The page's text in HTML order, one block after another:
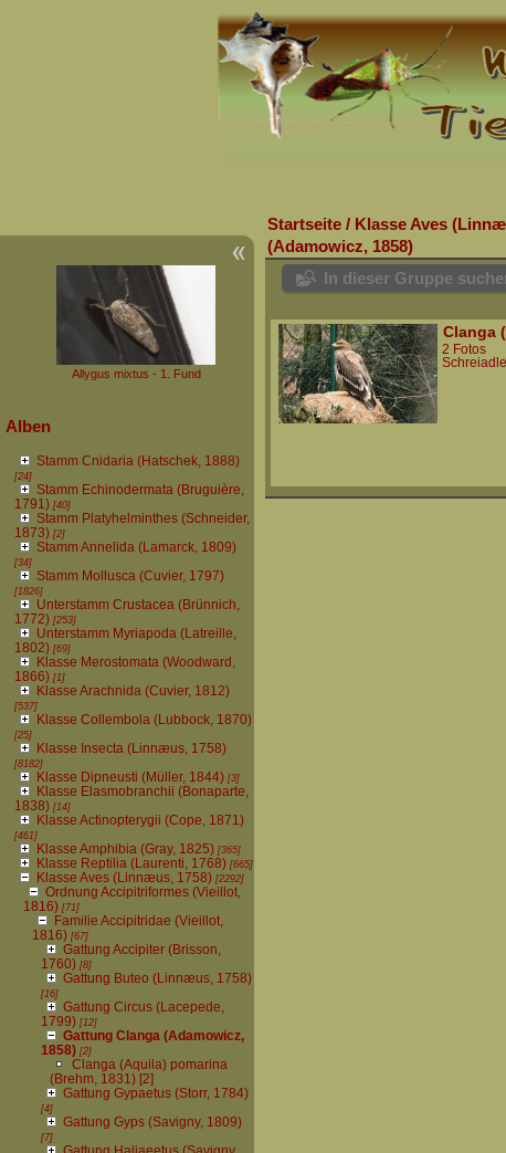
Allygus mixtus - 1. Fund
Alben
Stamm Cnidaria (Hatschek, 1888)
[24]
Stamm Echinodermata (Bruguière,
1791)[40]
Stamm Platyhelminthes (Schneider,
1873)[2]
Stamm Annelida (Lamarck, 1809)
[34]
Stamm Mollusca (Cuvier, 1797)
[1826]
Unterstamm Crustacea (Brünnich,
1772)[253]
Unterstamm Myriapoda (Latreille,
1802)[69]
Klasse Merostomata (Woodward,
1866)[1]
Klasse Arachnida (Cuvier, 1812)
[537]
Klasse Collembola (Lubbock, 1870)
[25]
Klasse Insecta (Linnæus, 1758)
[8182]
Klasse Dipneusti (Müller, 1844)[3]
Klasse Elasmobranchii (Bonaparte,
1838)[14]
Klasse Actinopterygii (Cope, 1871)
[461]
Klasse Amphibia (Gray, 1825)[365]
Klasse Reptilia (Laurenti, 1768)[665]
Klasse Aves (Linnæus, 1758)[2292]
Ordnung Accipitriformes (Vieillot,
1816)[71]
Familie Accipitridae (Vieillot,
1816)[67]
Gattung Accipiter (Brisson,
1760)[8]
Gattung Buteo (Linnæus, 1758)
[16]
Gattung Circus (Lacepede,
1799)[12]
Gattung Clanga (Adamowicz,
1858)[2]
Clanga (Aquila) pomarina
(Brehm, 1831)[2]
Gattung Gypaetus (Storr, 1784)
[4]
Gattung Gyps (Savigny, 1809)
[7]
Gattung Haliaeetus (Savigny,
Startseite / Klasse Aves
(Adamowicz, 1858)
In dieser Gruppe
Clanga
2 Fotos